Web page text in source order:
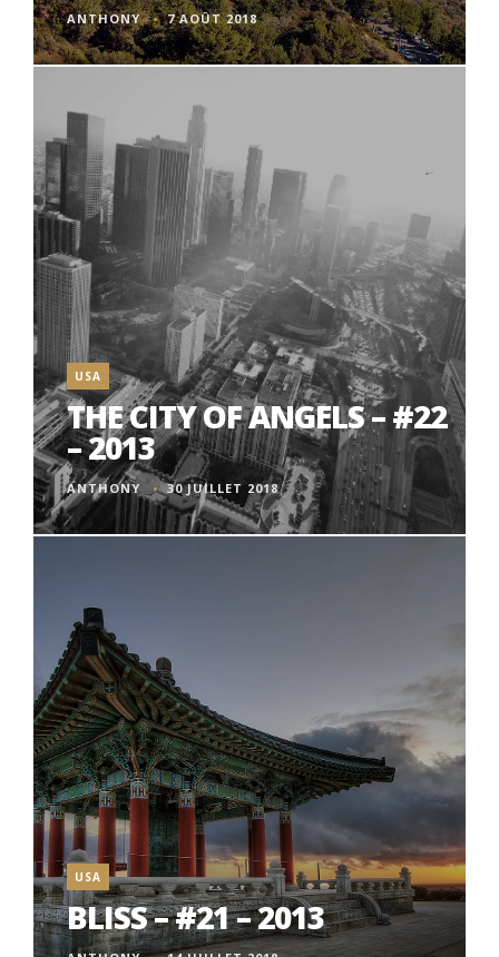
ANTHONY 7 AOÛT 2018
USA
THE CITY OF ANGELS – #22
– 2013
ANTHONY 30 JUILLET 2018
USA
BLISS – #21 – 2013